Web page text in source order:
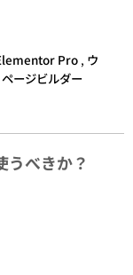
Pro , ウ
ページビルダー
べきか？